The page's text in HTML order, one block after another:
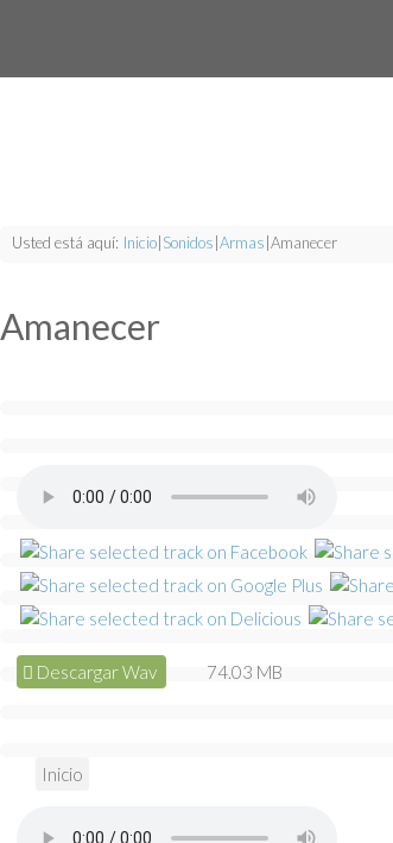
Usted está aquí: Inicio Sonidos Armas Amanecer
Amanecer
Descargar Wav 74.03 MB
Inicio